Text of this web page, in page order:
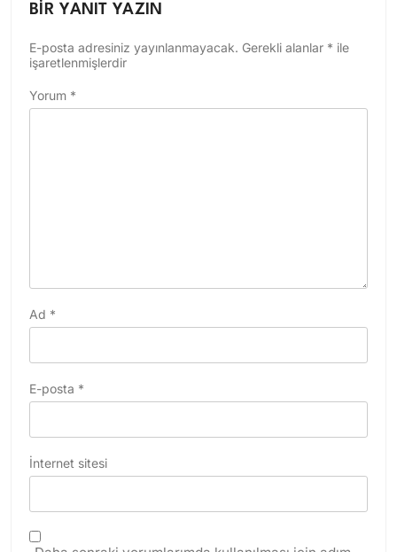
BIR YANIT YAZIN
E-posta adresiniz yayınlanmayacak. Gerekli alanlar * ile
işaretlenmişlerdir
Yorum *
Ad *
E-posta *
İnternet sitesi